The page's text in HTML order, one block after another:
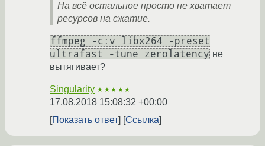
На всё остальное просто не хватает
ресурсов на сжатие.
ffmpeg -c:v libx264 -preset
ultrafast -tune zerolatency не
вытягивает?
Singularity ★★★★★
17.08.2018 15:08:32 +00:00
Показать ответ
Ссылка